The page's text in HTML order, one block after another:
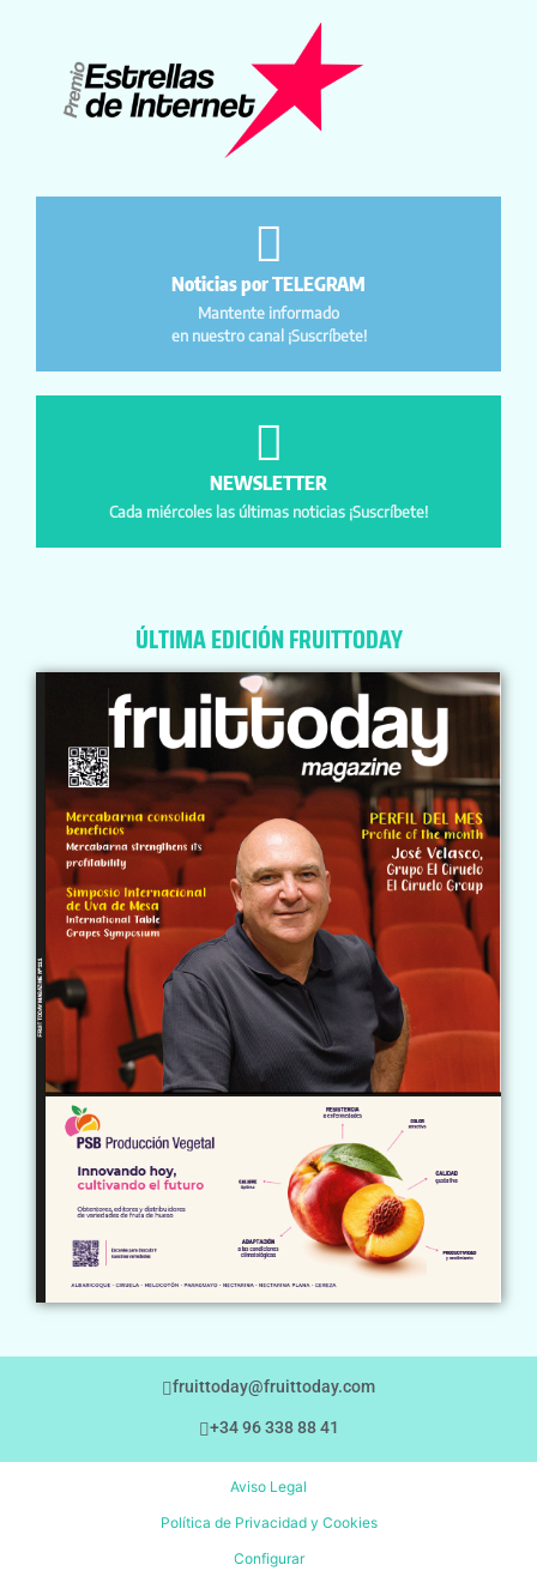
Noticias por TELEGRAM
Mantente informado
en nuestro canal ¡Suscríbete!
NEWSLETTER
Cada miércoles las últimas noticias ¡Suscríbete!
ÚLTIMA EDICIÓN FRUITTODAY
fruittoday@fruittoday.com
+34 96 338 88 41
Aviso Legal
Política de Privacidad y Cookies
Configurar